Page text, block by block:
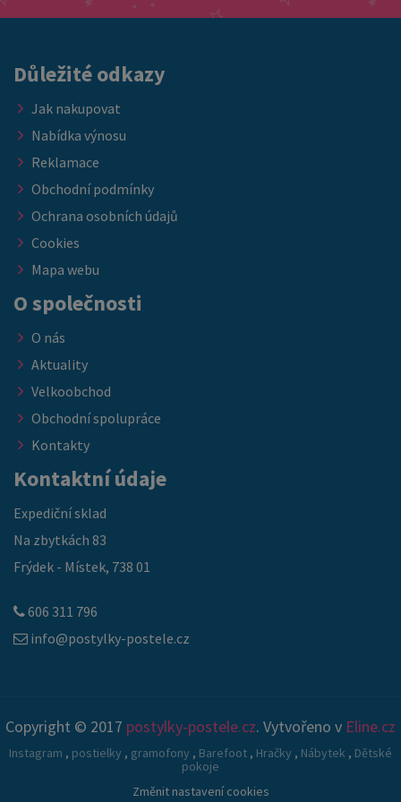
nebo ubytovacích kapacit. ➡️ Nabídka platí do vyprodání
Důležité odkazy
Jak nakupovat
Nabídka výnosu
Reklamace
Obchodní podmínky
Ochrana osobních údajů
Cookies
Mapa webu
O společnosti
O nás
Aktuality
Velkoobchod
Obchodní spolupráce
Kontakty
Kontaktní údaje
Expediční sklad
Na zbytkách 83
Frýdek - Místek, 738 01
606 311 796
info@postylky-postele.cz
Copyright © 2017 postylky-postele.cz. Vytvořeno v Eline.cz
Instagram , postielky , gramofony , Barefoot , Hračky , Nábytek , Dětské
pokoje
Změnit nastavení cookies